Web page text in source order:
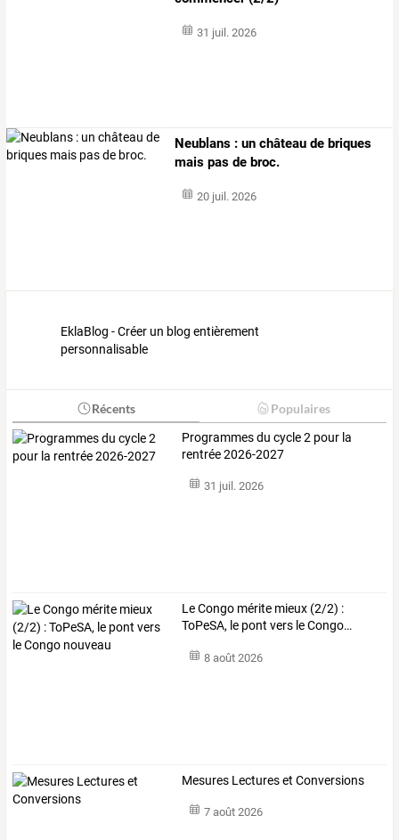
31 juil. 2026
Neublans : un château de briques
mais pas de broc.
20 juil. 2026
EklaBlog - Créer un blog entièrement
personnalisable
Récents Populaires
Programmes du cycle 2 pour la
rentrée 2026-2027
31 juil. 2026
LeCongo mérite mieux (2/2) :
ToPeSA, le pont vers leCongo…
8 août 2026
Mesures Lectures et Conversions
7 août 2026